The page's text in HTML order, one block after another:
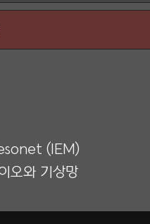
(IEM)
오와 기상망